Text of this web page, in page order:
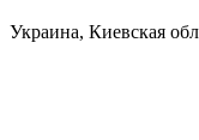
Украина, Киевская